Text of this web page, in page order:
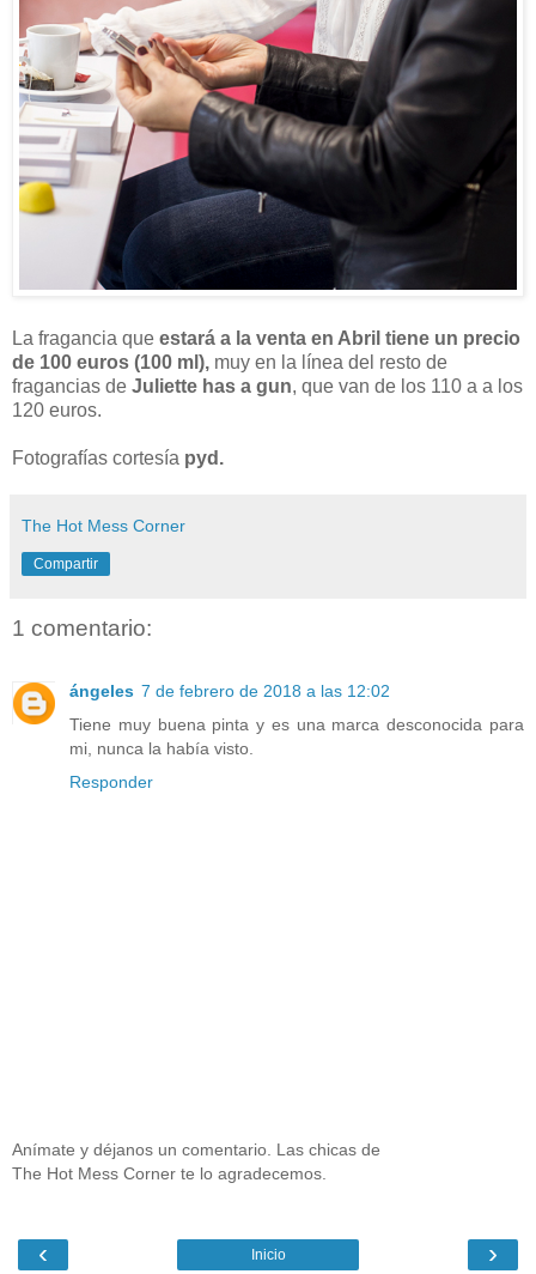
La fragancia que estará a la venta en Abril tiene un precio
de 100 euros (100 ml), muy en la línea del resto de
fragancias de Juliette has a gun, que van de los 110 a a los
120 euros.
Fotografías cortesía pyd.
The Hot Mess Corner
Compartir
1 comentario:
ángeles 7 de febrero de 2018 a las 12:02
Tiene muy buena pinta y es una marca desconocida para
mi, nunca la había visto.
Responder
Anímate y déjanos un comentario. Las chicas de
The Hot Mess Corner te lo agradecemos.
‹ ›
Inicio